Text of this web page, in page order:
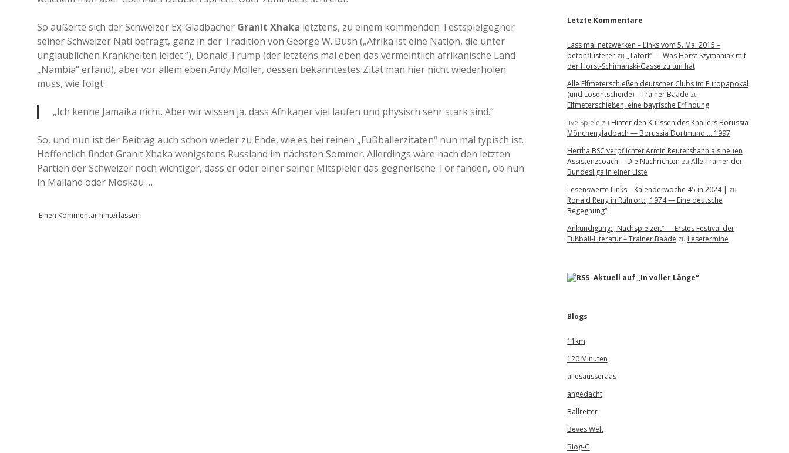
So äußerte sich der Schweizer Ex-Gladbacher Granit Xhaka letztens, zu einem kommenden Testspielgegner
seiner Schweizer Nati befragt, ganz in der Tradition von George W. Bush („Afrika ist eine Nation, die unter
unglaublichen Krankheiten leidet.“), Donald Trump (der letztens mal eben das vermeintlich afrikanische Land
„Nambia“ erfand), aber vor allem eben Andy Möller, dessen bekanntestes Zitat man hier nicht wiederholen
muss, wie folgt:
„Ich kenne Jamaika nicht. Aber wir wissen ja, dass Afrikaner viel laufen und physisch sehr stark sind.“
So, und nun ist der Beitrag auch schon wieder zu Ende, wie es bei reinen „Fußballerzitaten“ nun mal typisch ist.
Hoffentlich findet Granit Xhaka wenigstens Russland im nächsten Sommer. Allerdings wäre nach den letzten
Partien der Schweizer noch wichtiger, dass er oder einer seiner Mitspieler das gegnerische Tor fänden, ob nun
in Mailand oder Moskau …
Einen Kommentar hinterlassen
Letzte Kommentare
Lass mal netzwerken – Links vom 5. Mai 2015 –
betonflüstererzu „Tatort“ — Was Horst Szymaniak mit
der Horst-Schimanski-Gasse zu tun hat
Alle Elfmeterschießen deutscher Clubs im Europapokal
(und Losentscheide) – Trainer Baade zu
Elfmeterschießen, eine bayrische Erfindung
live Spiele zu Hinter den Kulissen des Knallers Borussia
Mönchengladbach — Borussia Dortmund … 1997
Hertha BSC verpflichtet Armin Reutershahn als neuen
Assistenzcoach! – Die Nachrichten zu Alle Trainer der
Bundesliga in einer Liste
Lesenswerte Links – Kalenderwoche 45 in 2024 | zu
Ronald Reng in Ruhrort: „1974 — Eine deutsche
Begegnung“
Ankündigung: „Nachspielzeit“ — Erstes Festival der
Fußball-Literatur – Trainer Baade zu Lesetermine
Aktuell auf „In voller Länge“
Blogs
11km
120 Minuten
allesausseraas
angedacht
Ballreiter
Beves Welt
Blog-G